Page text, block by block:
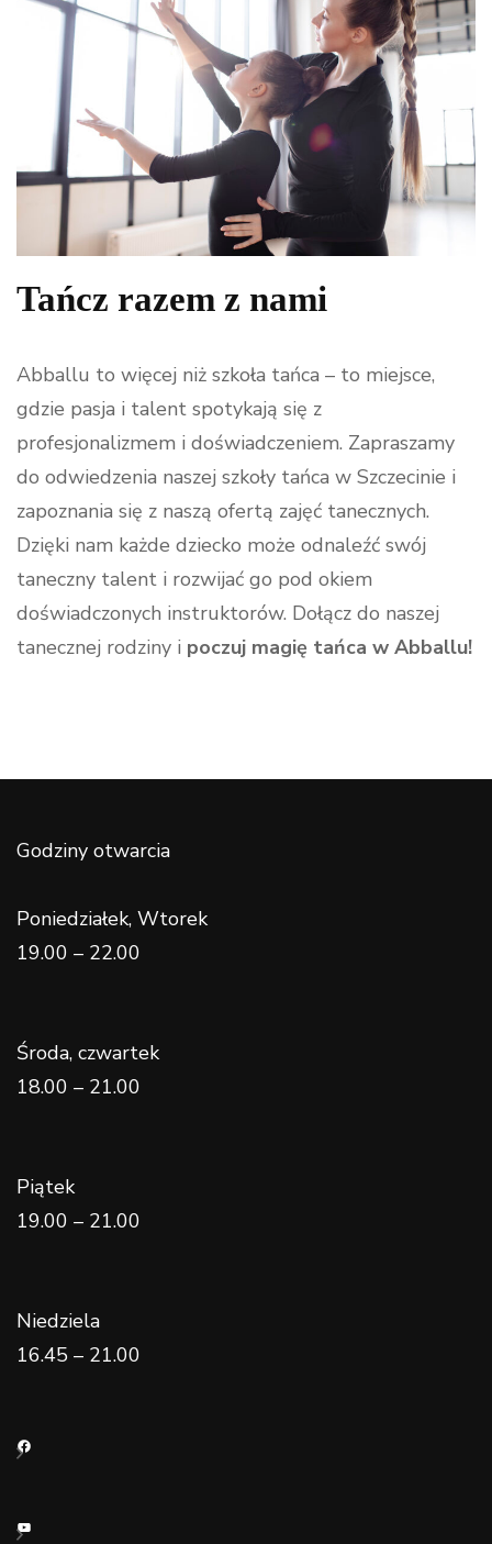
Tańcz razem z nami
Abballu to więcej niż szkoła tańca – to miejsce,
gdzie pasja i talent spotykają się z
profesjonalizmem i doświadczeniem. Zapraszamy
do odwiedzenia naszej szkoły tańca w Szczecinie i
zapoznania się z naszą ofertą zajęć tanecznych.
Dzięki nam każde dziecko może odnaleźć swój
taneczny talent i rozwijać go pod okiem
doświadczonych instruktorów. Dołącz do naszej
tanecznej rodziny i poczuj magię tańca w Abballu!
Godziny otwarcia
Poniedziałek, Wtorek
19.00 – 22.00
Środa, czwartek
18.00 – 21.00
Piątek
19.00 – 21.00
Niedziela
16.45 – 21.00
Facebook
YouTube